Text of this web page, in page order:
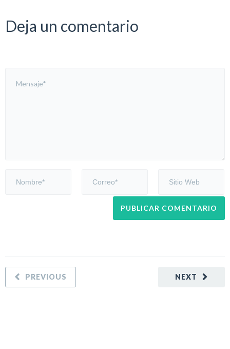
Deja un comentario
NEXT
PREVIOUS